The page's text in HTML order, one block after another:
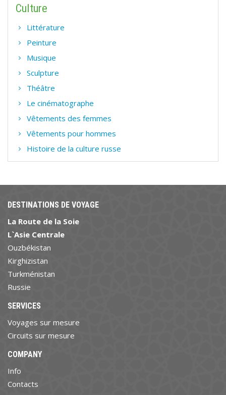
Culture
Littérature
Peinture
Musique
Sculpture
Théâtre
Le cinématographe
Vêtements des femmes
Vêtements pour hommes
Histoire de la culture russe
DESTINATIONS DE VOYAGE
La Route de la Soie
L`Asie Centrale
Ouzbékistan
Kirghizistan
Turkménistan
Russie
SERVICES
Voyages sur mesure
Circuits sur mesure
COMPANY
Info
Contacts